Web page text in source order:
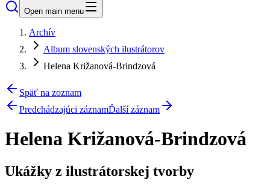
Open main menu
Archív
Album slovenských ilustrátorov
Helena Križanová-Brindzová
Späť na zoznam
Predchádzajúci záznamĎalší záznam
Helena Križanová-Brindzová
Ukážky z ilustrátorskej tvorby